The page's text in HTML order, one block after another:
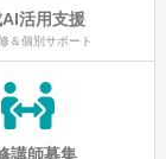
活用支援
＆個別サポート
講師募集